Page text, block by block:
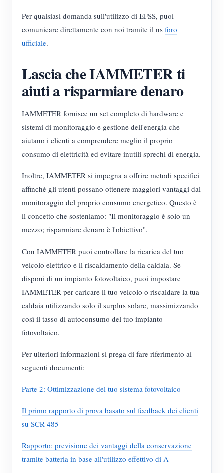
Per qualsiasi domanda sull'utilizzo di EFSS, puoi
comunicare direttamente con noi tramite il ns foro
ufficiale.
Lascia che IAMMETER ti
aiuti a risparmiare denaro
IAMMETER fornisce un set completo di hardware e
sistemi di monitoraggio e gestione dell'energia che
aiutano i clienti a comprendere meglio il proprio
consumo di elettricità ed evitare inutili sprechi di energia.
Inoltre, IAMMETER si impegna a offrire metodi specifici
affinché gli utenti possano ottenere maggiori vantaggi dal
monitoraggio del proprio consumo energetico. Questo è
il concetto che sosteniamo: "Il monitoraggio è solo un
mezzo; risparmiare denaro è l'obiettivo".
Con IAMMETER puoi controllare la ricarica del tuo
veicolo elettrico e il riscaldamento della caldaia. Se
disponi di un impianto fotovoltaico, puoi impostare
IAMMETER per caricare il tuo veicolo o riscaldare la tua
caldaia utilizzando solo il surplus solare, massimizzando
così il tasso di autoconsumo del tuo impianto
fotovoltaico.
Per ulteriori informazioni si prega di fare riferimento ai
seguenti documenti:
Parte 2: Ottimizzazione del tuo sistema fotovoltaico
Il primo rapporto di prova basato sul feedback dei clienti
su SCR-485
Rapporto: previsione dei vantaggi della conservazione
tramite batteria in base all'utilizzo effettivo di A